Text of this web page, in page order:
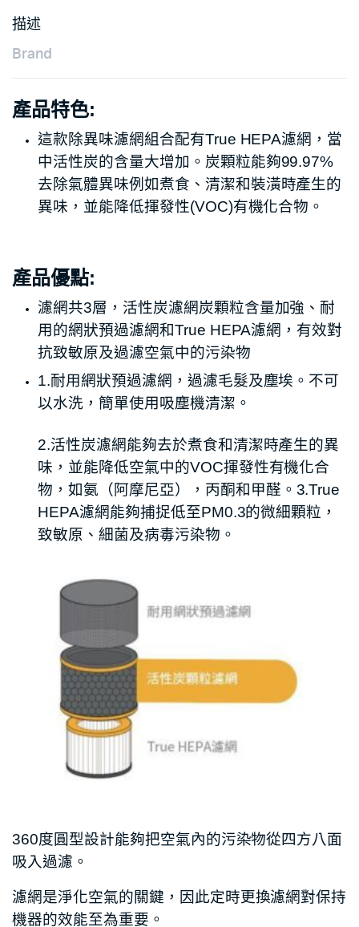
描述
Brand
產品特色:
這款除異味濾網組合配有True HEPA濾網，當
中活性炭的含量大增加。炭顆粒能夠99.97%
去除氣體異味例如煮食、清潔和裝潢時產生的
異味，並能降低揮發性(VOC)有機化合物。
產品優點:
濾網共3層，活性炭濾網炭顆粒含量加強、耐
用的網狀預過濾網和True HEPA濾網，有效對
抗致敏原及過濾空氣中的污染物
1.耐用網狀預過濾網，過濾毛髮及塵埃。不可
以水洗，簡單使用吸塵機清潔。
2.活性炭濾網能夠去於煮食和清潔時產生的異
味，並能降低空氣中的VOC揮發性有機化合
物，如氨（阿摩尼亞），丙酮和甲醛。 3.True
HEPA濾網能夠捕捉低至PM0.3的微細顆粒，
致敏原、細菌及病毒污染物。
360度圓型設計能夠把空氣內的污染物從四方八面
吸入過濾。
濾網是淨化空氣的關鍵，因此定時更換濾網對保持
機器的效能至為重要。